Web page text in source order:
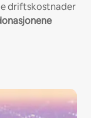
driftskostnader